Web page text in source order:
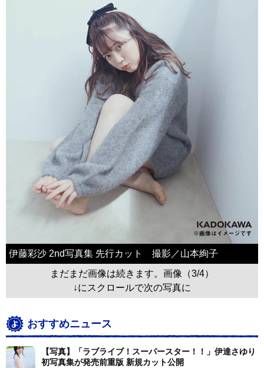
伊藤彩沙 2nd写真集 先行カット 撮影／山本絢子
まだまだ画像は続きます。画像（3/4）
↓にスクロールで次の写真に
おすすめニュース
【写真】「ラブライブ！スーパースター！！」伊達さゆり
初写真集が発売前重版 新規カット公開